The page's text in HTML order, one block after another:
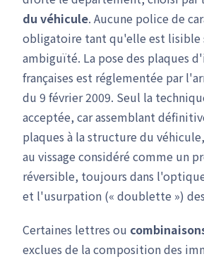
du véhicule. Aucune police de
obligatoire tant qu'elle est lisible
ambiguïté. La pose des plaques
françaises est réglementée par
du 9 février 2009. Seul la
acceptée, car assemblant
plaques à la structure du
au vissage considéré comme un
réversible, toujours dans
et l'usurpation (« doublette »)
Certaines lettres ou
exclues de la composition des